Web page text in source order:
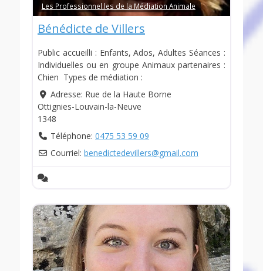
Les Professionnel.les de la Médiation Animale
Bénédicte de Villers
Public accueilli : Enfants, Ados, Adultes Séances :
Individuelles ou en groupe Animaux partenaires :
Chien Types de médiation :
Adresse: Rue de la Haute Borne
Ottignies-Louvain-la-Neuve
1348
Téléphone: 0475 53 59 09
Courriel: benedictedevillers@gmail.com